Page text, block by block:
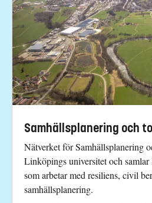
Samhällsplanering och
Nätverket för Samhällsplanering
Linköpings universitet och samlar
som arbetar med resiliens, civil
samhällsplanering.